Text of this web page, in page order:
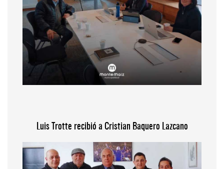
Luis Trotte recibió a Cristian Baquero Lazcano